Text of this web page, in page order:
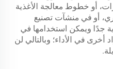
أو خطوط معالجة الأغذية
أو في منشآت تصنيع
جدًا ويمكن استخدامها في
أخرى في الأداء؛ وبالتالي لن